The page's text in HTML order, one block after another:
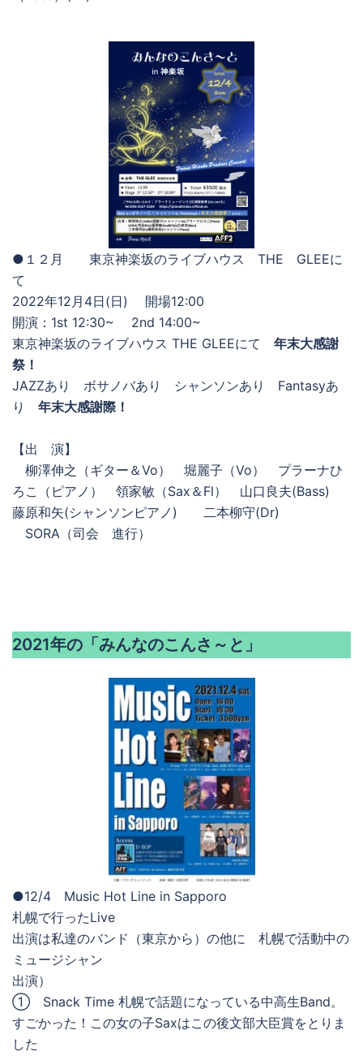
●１２月 東京神楽坂のライブハウス THE GLEEに
て
2022年12月4日(日) 開場12:00
開演：1st 12:30~ 2nd 14:00~
東京神楽坂のライブハウス THE GLEEにて 年末大感謝
祭！
JAZZあり ボサノバあり シャンソンあり Fantasyあ
り 年末大感謝際！
【出 演】
柳澤伸之（ギター＆Vo） 堀麗子（Vo） プラーナひ
ろこ（ピアノ） 領家敏（Sax＆Fl） 山口良夫(Bass)
藤原和矢(シャンソンピアノ) 二本柳守(Dr)
SORA（司会 進行）
2021年の「みんなのこんさ～と」
●12/4 Music Hot Line in Sapporo
札幌で行ったLive
出演は私達のバンド（東京から）の他に 札幌で活動中の
ミュージシャン
出演）
① Snack Time 札幌で話題になっている中高生Band。
すごかった！この女の子Saxはこの後文部大臣賞をとりま
した